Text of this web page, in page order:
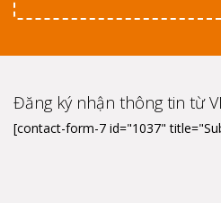
Đăng ký nhận thông tin từ
[contact-form-7 id="1037"